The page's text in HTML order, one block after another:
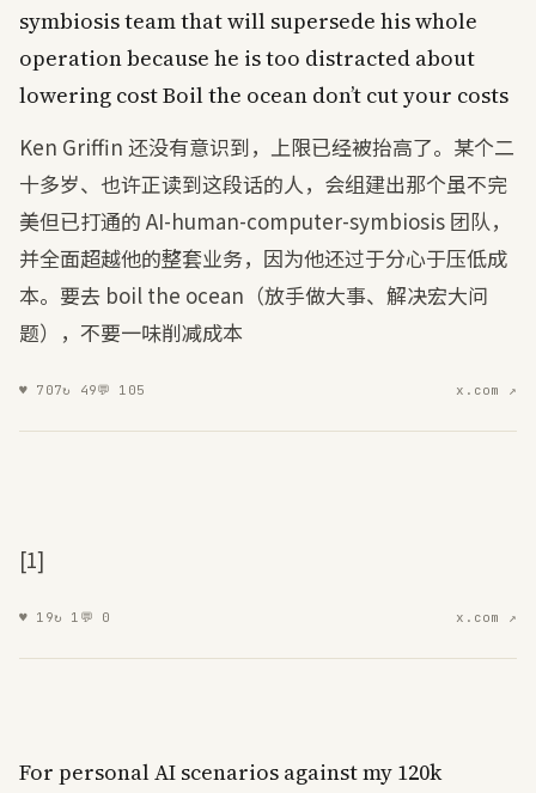
symbiosisteamthatwill supersede hiswhole
operationbecause he istoo distracted about
lowering costBoilthe ocean don’t cutyour costs
Ken Griffin 还没有意识到，上限已经被抬高了。某个二
十多岁、也许正读到这段话的人，会组建出那个虽不完
美但已打通的 AI-human-computer-symbiosis 团队，
并全面超越他的整套业务，因为他还过于分心于压低成
本。要去 boil the ocean（放手做大事、解决宏大问
题），不要一味削减成本
♥ 707↻ 49💬 105 x.com ↗
[1]
♥ 19↻ 1 💬 0 x.com ↗
For personalAI scenarios againstmy 120k